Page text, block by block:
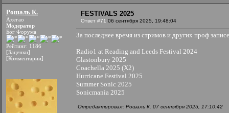
Рошаль К.
Ахегао
Модератор
Бог Форума
Рейтинг: 1186
[Заценки]
[Комментарии]
FESTIVALS 2025
Ответ #71 06 сентября 2025, 19:48:04
За последнее время из стримов и других проф
Radio1 at Reading and Leeds Festival 2024
Glastonbury 2025
Coachella 2025 (X2)
Hurricane Festival 2025
Summer Sonic 2025
Sonicmania 2025
Отредактировал: Рошаль К. 07 сентября 2025, 17:10:42